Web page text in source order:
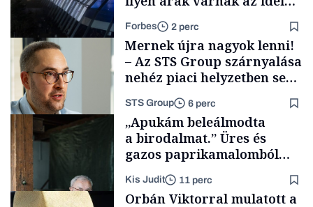
Pénz
Szigeten
Forbes 2 perc
Támogatói tartalom
Mernek újra nagyok lenni!
– Az STS Group szárnyalása
nehéz piaci helyzetben sem
STS Group 6 perc
„Apukám beleálmodta
a birodalmat.” Üres és
gazos paprikamalomból
lett az igazi családi
fűszersztori
Kis Judit 11 perc
Orbán Viktorral mulatott a